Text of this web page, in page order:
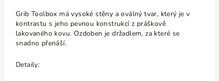
Grib Toolbox má vysoké stěny aoválný tvar, který je v
kontrastu s jeho pevnou konstrukcí z práškově
lakovaného kovu. Ozdoben je držadlem, za které se
snadno přenáší.
Detaily: